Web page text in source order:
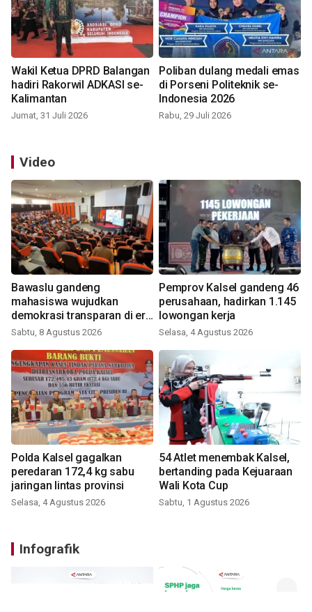
Wakil Ketua DPRD Balangan
hadiri Rakorwil ADKASI se-
Kalimantan
Jumat, 31 Juli 2026
Poliban dulang medali emas
di Porseni Politeknik se-
Indonesia 2026
Rabu, 29 Juli 2026
Video
Bawaslu gandeng
mahasiswa wujudkan
demokrasi transparan di era
digital
Sabtu, 8 Agustus 2026
Pemprov Kalsel gandeng 46
perusahaan, hadirkan 1.145
lowongan kerja
Selasa, 4 Agustus 2026
Polda Kalsel gagalkan
peredaran 172,4 kg sabu
jaringan lintas provinsi
Selasa, 4 Agustus 2026
54 Atlet menembak Kalsel,
bertanding pada Kejuaraan
Wali Kota Cup
Sabtu, 1 Agustus 2026
Infografik